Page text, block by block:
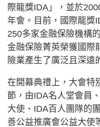
際龍獎IDA」，並於
年會。目前，國際龍獎
250多家金融保險機構
金融保險菁英榮獲國際
險業產生了廣泛且深遠
在開幕典禮上，大會特
節，由IDA名人堂會員
大使、IDA百人團隊的
善公益推廣會公益大使